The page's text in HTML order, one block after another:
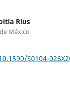
Rius
México
S0104-